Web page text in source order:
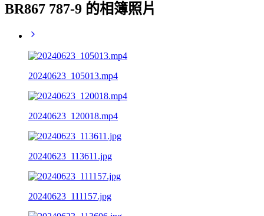
BR867 787-9 的相簿照片
20240623_105013.mp4
20240623_120018.mp4
20240623_113611.jpg
20240623_111157.jpg